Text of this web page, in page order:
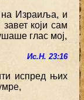
на Израиља, и
који сам
глас мој,
Ис.Н. 23:16
испред њих